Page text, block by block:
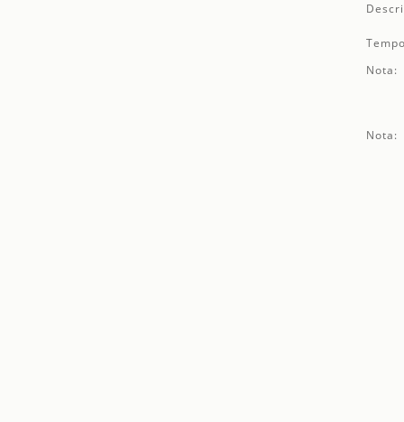
Nota:
Nota: